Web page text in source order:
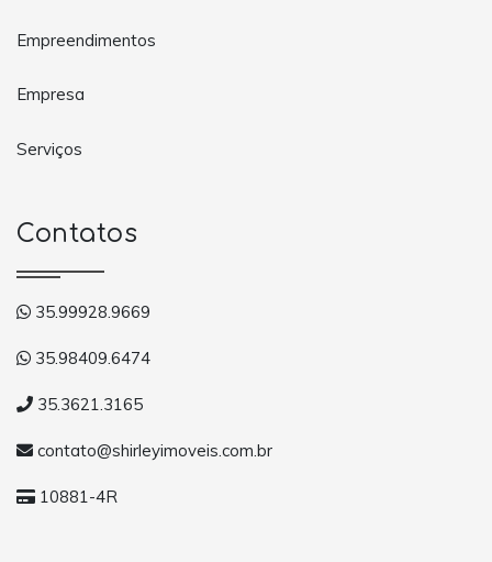
Empreendimentos
Empresa
Serviços
Contatos
35.99928.9669
35.98409.6474
35.3621.3165
contato@shirleyimoveis.com.br
10881-4R